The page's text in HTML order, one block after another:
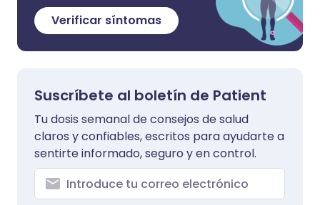
Verificar síntomas
Suscríbete al boletín de Patient
Tu dosis semanal de consejos de salud
claros y confiables, escritos para ayudarte a
sentirte informado, seguro y en control.